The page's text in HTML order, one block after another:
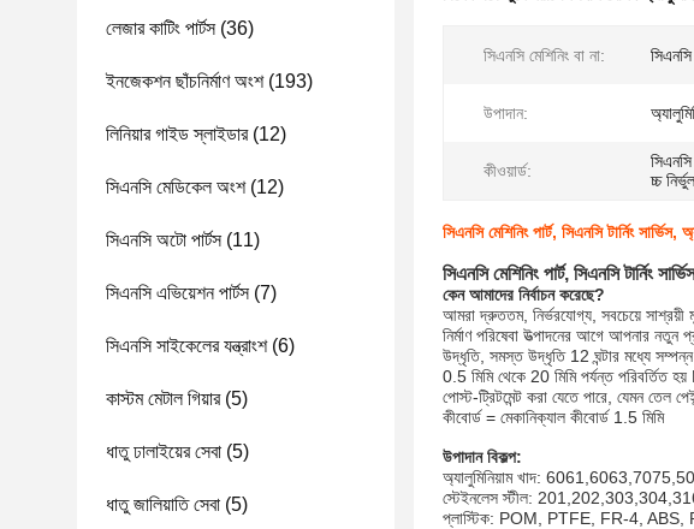
লেজার কাটিং পার্টস(36)
ইনজেকশন ছাঁচনির্মাণ অংশ(193)
লিনিয়ার গাইড স্লাইডার(12)
সিএনসি মেডিকেল অংশ(12)
সিএনসি অটো পার্টস(11)
সিএনসি এভিয়েশন পার্টস(7)
সিএনসি সাইকেলের যন্ত্রাংশ(6)
কাস্টম মেটাল গিয়ার(5)
ধাতু ঢালাইয়ের সেবা (5)
ধাতু জালিয়াতি সেবা (5)
সিএনসি মেশিনিং বা না: সিএনসি
উপাদান:
কীওয়ার্ড:
সিএনসি
চ্চ
সিএনসি মেশিনিং পার্ট, সিএনসি টার্নিং
সিএনসি মেশিনিং পার্ট, সিএনসি টার্নিং
কেন আমাদের নির্বাচন করেছে?
আমরা দ্রুততম, নির্ভরযোগ্য, সবচেয়ে সাশ্রয়ী
নির্মাণ পরিষেবা উত্পাদনের আগে আপনার
উদ্ধৃতি, সমস্ত উদ্ধৃতি 12 ঘন্টার মধ্যে সম্পন্ন
0.5 মিমি থেকে 20 মিমি পর্যন্ত
পোস্ট-ট্রিটমেন্ট করা যেতে পারে, যেমন তেল
কীবোর্ড = মেকানিক্যাল কীবোর্ড 1.5 মিমি
উপাদান বিকল্প:
অ্যালুমিনিয়াম খাদ:
স্টেইনলেস স্টীল:
প্লাস্টিক: POM, PTFE, FR-4,